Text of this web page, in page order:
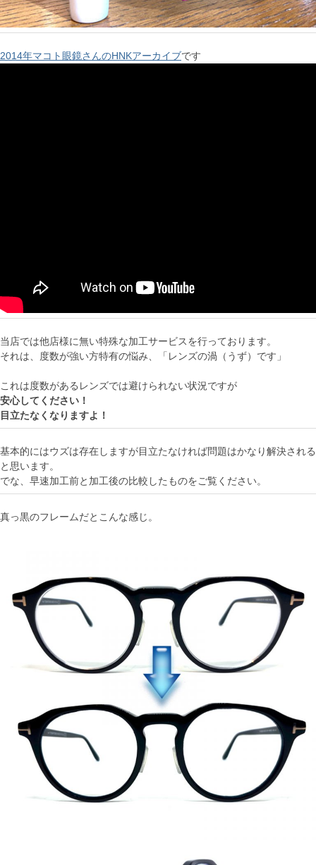
2014年マコト眼鏡さんのHNKアーカイブです
当店では他店様に無い特殊な加工サービスを行っております。
それは、度数が強い方特有の悩み、「レンズの渦（うず）です」
これは度数があるレンズでは避けられない状況ですが
安心してください！
目立たなくなりますよ！
基本的にはウズは存在しますが目立たなければ問題はかなり解決される
と思います。
でな、早速加工前と加工後の比較したものをご覧ください。
真っ黒のフレームだとこんな感じ。